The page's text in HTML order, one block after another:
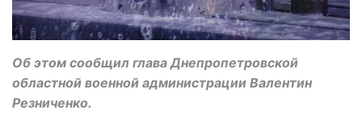
Об этом сообщил глава Днепропетровской
областной военной администрации Валентин
Резниченко.